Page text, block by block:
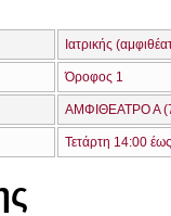
Ιατρικής
Όροφος 1
ΑΜΦΙΘΕΑΤΡΟ Α
Τετάρτη 14:00